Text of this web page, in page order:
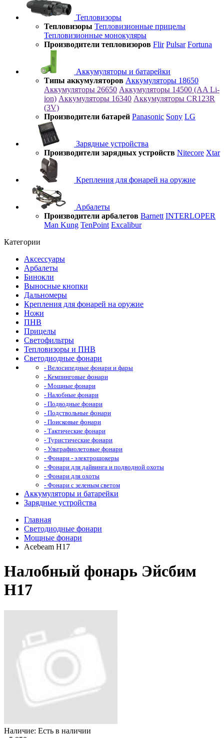
Тепловизоры
Тепловизоры Тепловизионные прицелы
Тепловизионные монокуляры
Производители тепловизоров Flir Pulsar Fortuna
Аккумуляторы и батарейки
Типы аккумуляторов Аккумуляторы 18650
Аккумуляторы 26650 Аккумуляторы 14500 (AA Li-
ion) Аккумуляторы 16340 Аккумуляторы CR123R
(3V)
Производители батарей Panasonic Sony LG
Зарядные устройства
Производители зарядных устройств Nitecore Xtar
Крепления для фонарей на оружие
Арбалеты
Производители арбалетов Barnett INTERLOPER
Man Kung TenPoint Excalibur
Категории
Аксессуары
Арбалеты
Бинокли
Выносные кнопки
Дальномеры
Крепления для фонарей на оружие
Ножи
ПНВ
Прицелы
Светофильтры
Тепловизоры и ПНВ
Светодиодные фонари
- Велосипедные фонари и фары
- Кемпинговые фонари
- Мощные фонари
- Налобные фонари
- Подводные фонари
- Подствольные фонари
- Поисковые фонари
- Тактические фонари
- Туристические фонари
- Ультрафиолетовые фонари
- Фонари - электрошокеры
- Фонари для дайвинга и подводной охоты
- Фонари для охоты
- Фонари с зеленым светом
Аккумуляторы и батарейки
Зарядные устройства
Главная
Светодиодные фонари
Мощные фонари
Acebeam H17
Налобный фонарь Эйсбим
Н17
Наличие: Есть в наличии